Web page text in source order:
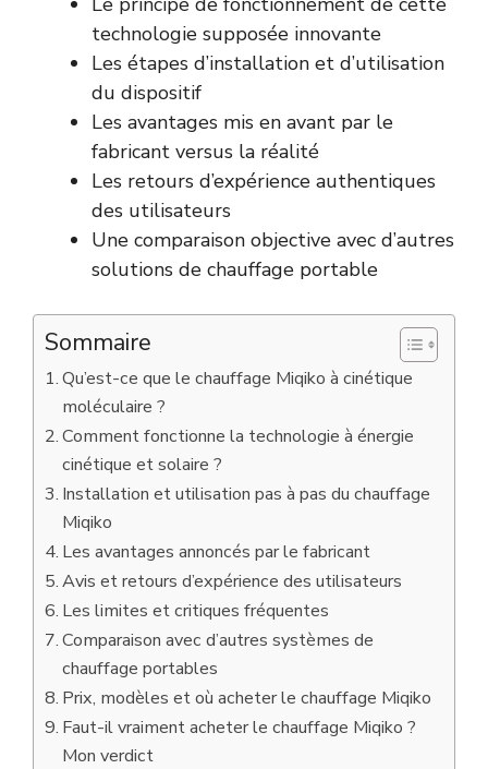
technologie supposée innovante
Les étapes d’installation et d’utilisation
du dispositif
Les avantages mis en avant par le
fabricant versus la réalité
Les retours d’expérience authentiques
des utilisateurs
Une comparaison objective avec d’autres
solutions de chauffage portable
Sommaire
Qu’est-ce que le chauffage Miqiko à cinétique
moléculaire ?
Comment fonctionne la technologie à énergie
cinétique et solaire ?
Installation et utilisation pas à pas du chauffage
Miqiko
Les avantages annoncés par le fabricant
Avis et retours d’expérience des utilisateurs
Les limites et critiques fréquentes
Comparaison avec d’autres systèmes de
chauffage portables
Prix, modèles et où acheter le chauffage Miqiko
Faut-il vraiment acheter le chauffage Miqiko ?
Mon verdict